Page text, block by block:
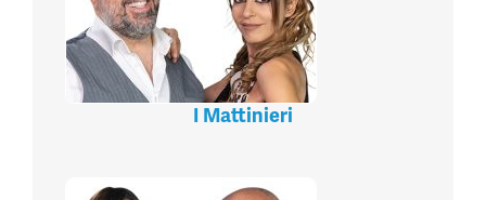
I Mattinieri